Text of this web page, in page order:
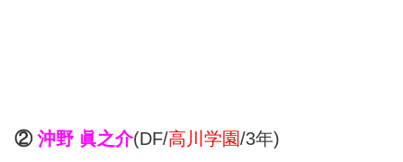
② 沖野 眞之介(DF/高川学園/3年)